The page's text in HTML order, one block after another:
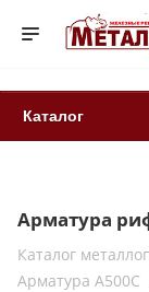
Каталог
Арматура
Каталог
Арматура A500C